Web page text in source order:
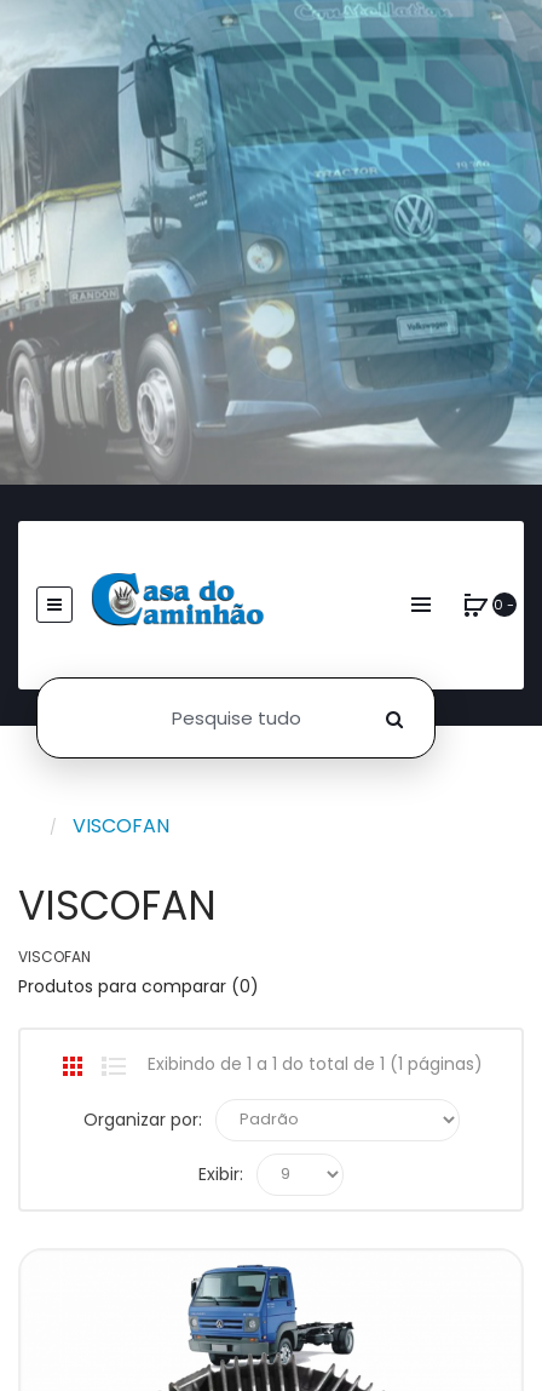
0 -
VISCOFAN
VISCOFAN
VISCOFAN
Produtos para comparar (0)
Exibindo de 1 a 1 do total de 1 (1 páginas)
Organizar por:
Exibir: